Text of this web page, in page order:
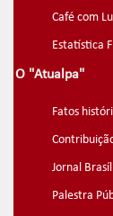
Café com
Estatística
O "Atualpa"
Fatos
Jornal
Palestra